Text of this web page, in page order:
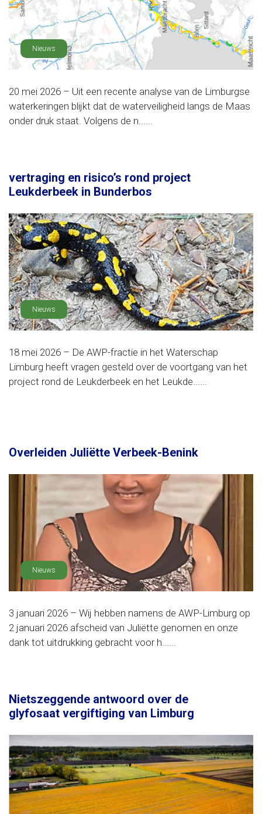
Nieuws
20 mei 2026 – Uit een recente analyse van de Limburgse
waterkeringen blijkt dat de waterveiligheid langs de Maas
onder druk staat. Volgens de n......
vertraging en risico’s rond project
Leukderbeek in Bunderbos
Nieuws
18 mei 2026 – De AWP-fractie in het Waterschap
Limburg heeft vragen gesteld over de voortgang van het
project rond de Leukderbeek en het Leukde......
Overleiden Juliëtte Verbeek-Benink
Nieuws
3 januari 2026 – Wij hebben namens de AWP-Limburg op
2 januari 2026 afscheid van Juliëtte genomen en onze
dank tot uitdrukking gebracht voor h......
Nietszeggende antwoord over de
glyfosaat vergiftiging van Limburg